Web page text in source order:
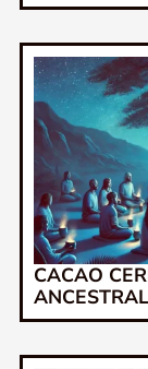
CACAO
ANCESTRAL